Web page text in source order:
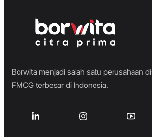
Borwita menjadi salah satu perusahaan
FMCG terbesar di Indonesia.